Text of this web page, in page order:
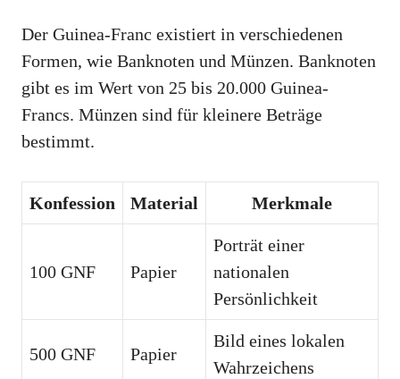
Der Guinea-Franc existiert in verschiedenen
Formen, wie Banknoten und Münzen. Banknoten
gibt es im Wert von 25 bis 20.000 Guinea-
Francs. Münzen sind für kleinere Beträge
bestimmt.
Konfession Material Merkmale
100 GNF Papier
Porträt einer
nationalen
Persönlichkeit
500 GNF Papier
Bild eines lokalen
Wahrzeichens